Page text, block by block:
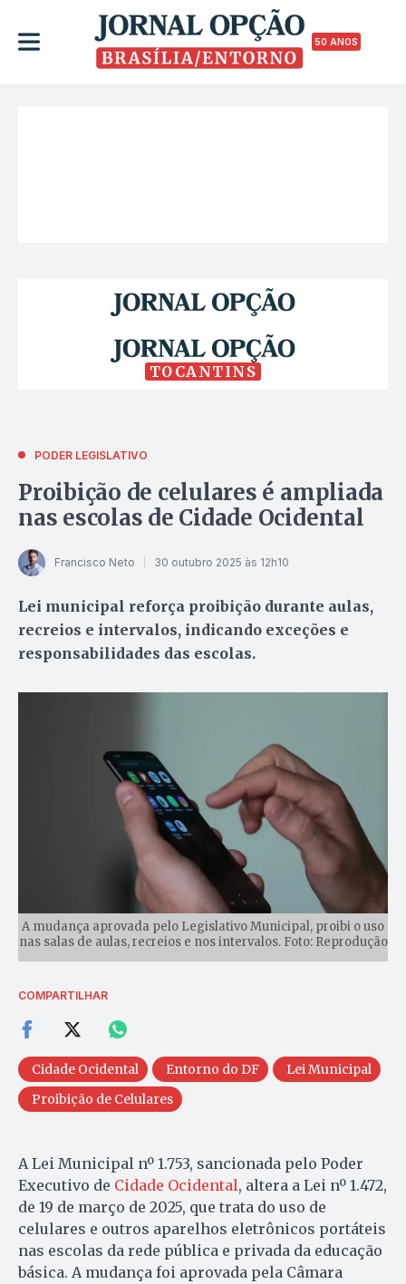
50 ANOS
TOCANTINS
PODER LEGISLATIVO
Proibição de celulares é ampliada
nas escolas de Cidade Ocidental
Francisco Neto 30 outubro 2025 às 12h10
Lei municipal reforça proibição durante aulas,
recreios e intervalos, indicando exceções e
responsabilidades das escolas.
A mudança aprovada pelo Legislativo Municipal, proibi o uso
nas salas de aulas, recreios e nos intervalos. Foto: Reprodução
COMPARTILHAR
Cidade Ocidental Entorno do DF
Lei Municipal
Proibição de Celulares
A Lei Municipal nº 1.753, sancionada pelo Poder
Executivo de Cidade Ocidental, altera a Lei nº 1.472,
de 19 de março de 2025, que trata do uso de
celulares e outros aparelhos eletrônicos portáteis
nas escolas da rede pública e privada da educação
básica. A mudança foi aprovada pela Câmara